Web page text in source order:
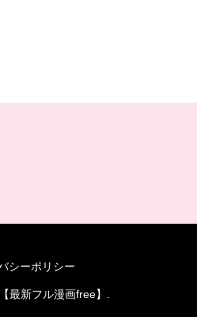
シーポリシー
最新フル漫画free】.